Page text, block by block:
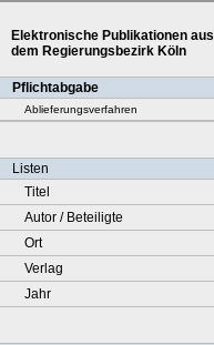
Elektronische Publikationen aus
dem Regierungsbezirk Köln
Pflichtabgabe
Ablieferungsverfahren
Listen
Titel
Autor / Beteiligte
Ort
Verlag
Jahr